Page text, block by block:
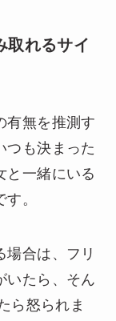
取れるサイ
有無を推測す
つも決まった
と一緒にいる
。
場合は、フリ
いたら、そん
ら怒られま